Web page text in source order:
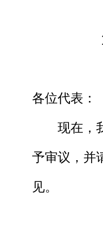
各位代表：
现在，
予审议，并
见。